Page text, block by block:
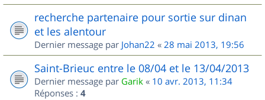
recherche partenaire pour sortie sur dinan
et les alentour
Dernier message par Johan22 « 28 mai 2013, 19:56
Saint-Brieuc entre le 08/04 et le 13/04/2013
Dernier message par Garik « 10 avr. 2013, 11:34
Réponses : 4